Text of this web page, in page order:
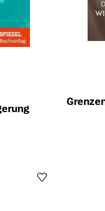
Öffnet die